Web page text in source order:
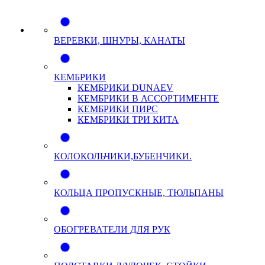
ВЕРЕВКИ, ШНУРЫ, КАНАТЫ
КЕМБРИКИ
КЕМБРИКИ DUNAEV
КЕМБРИКИ В АССОРТИМЕНТЕ
КЕМБРИКИ ПИРС
КЕМБРИКИ ТРИ КИТА
КОЛОКОЛЬЧИКИ,БУБЕНЧИКИ.
КОЛЬЦА ПРОПУСКНЫЕ, ТЮЛЬПАНЫ
ОБОГРЕВАТЕЛИ ДЛЯ РУК